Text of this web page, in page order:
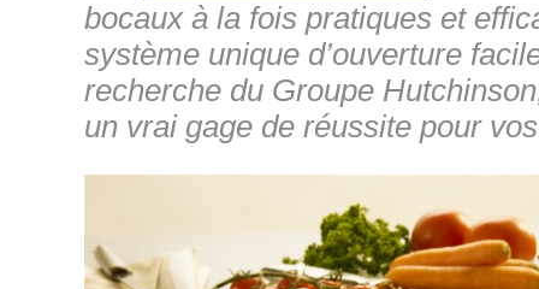
bocaux à la fois pratiques et
système unique d’ouverture
recherche du Groupe
un vrai gage de réussite pour